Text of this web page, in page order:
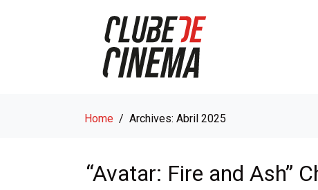
Home Archives: Abril 2025
“Avatar: Fire and Ash”